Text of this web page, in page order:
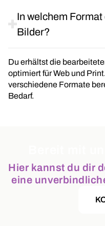
In welchem
Bilder?
Du erhältst die
optimiert für Web und
verschiedene Formate
Bedarf.
Hier kannst du dir
eine